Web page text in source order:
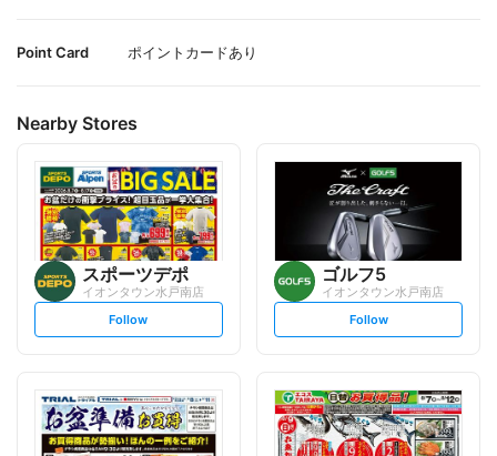
Point Card ポイントカードあり
Nearby Stores
スポーツデポ
イオンタウン水戸南店
s
t
o
w
Follow
ゴルフ5
イオンタウン水戸南店
s
t
l
o
w
Follow